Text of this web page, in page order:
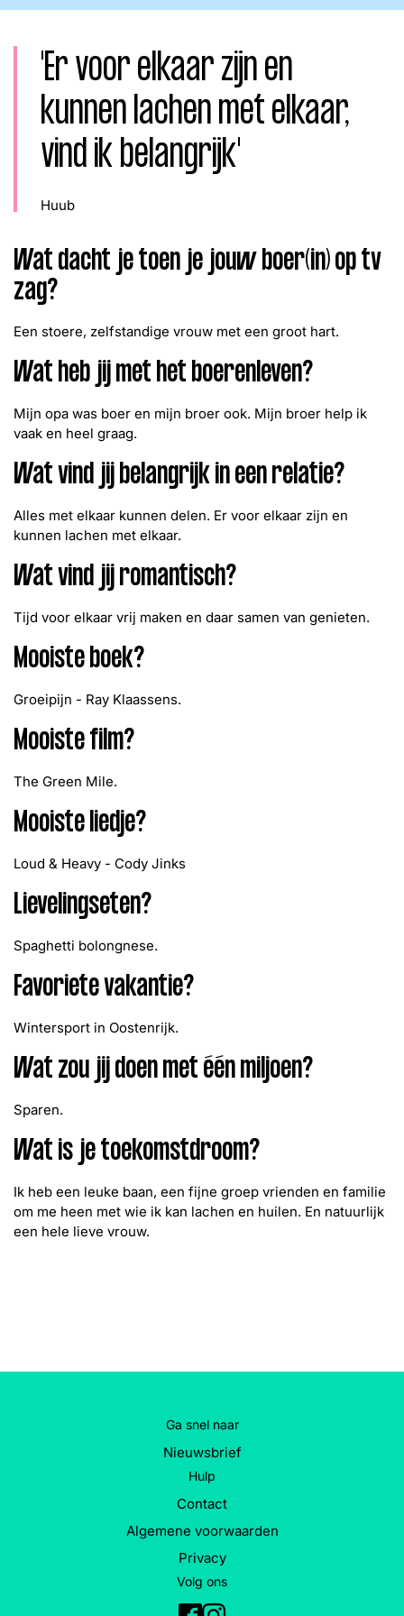
Word lid
Facebook
Instagram
Nieuws Nieuwsbrief
Uitzendingen
'Er voor elkaar zijn en
kunnen lachen met elkaar,
vind ik belangrijk'
Huub
Wat dacht je toen je jouw boer(in) op tv
zag?
Een stoere, zelfstandige vrouw met een groot hart.
Wat heb jij met het boerenleven?
Mijn opa was boer en mijn broer ook. Mijn broer help ik
vaak en heel graag.
Wat vind jij belangrijk in een relatie?
Alles met elkaar kunnen delen. Er voor elkaar zijn en
kunnen lachen met elkaar.
Wat vind jij romantisch?
Tijd voor elkaar vrij maken en daar samen van genieten.
Mooiste boek?
Groeipijn - Ray Klaassens.
Mooiste film?
The Green Mile.
Mooiste liedje?
Loud & Heavy - Cody Jinks
Lievelingseten?
Spaghetti bolongnese.
Favoriete vakantie?
Wintersport in Oostenrijk.
Wat zou jij doen met één miljoen?
Sparen.
Wat is je toekomstdroom?
Ik heb een leuke baan, een fijne groep vrienden en familie
om me heen met wie ik kan lachen en huilen. En natuurlijk
een hele lieve vrouw.
Ga snel naar
Nieuwsbrief
Hulp
Contact
Algemene voorwaarden
Privacy
Volg ons